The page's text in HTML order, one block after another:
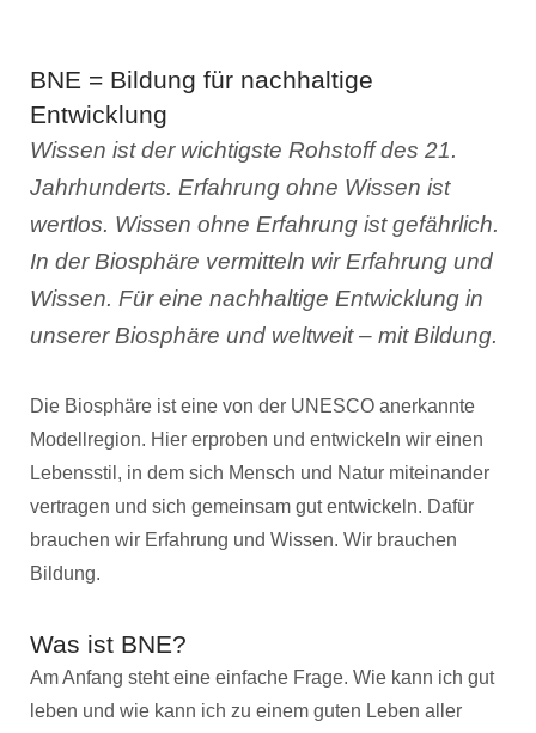
BNE = Bildung für nachhaltige
Entwicklung
Wissen ist der wichtigste Rohstoff des 21.
Jahrhunderts. Erfahrung ohne Wissen ist
wertlos. Wissen ohne Erfahrung ist gefährlich.
In der Biosphäre vermitteln wir Erfahrung und
Wissen. Für eine nachhaltige Entwicklung in
unserer Biosphäre und weltweit – mit Bildung.
Die Biosphäre ist eine von der UNESCO anerkannte
Modellregion. Hier erproben und entwickeln wir einen
Lebensstil, in dem sich Mensch und Natur miteinander
vertragen und sich gemeinsam gut entwickeln. Dafür
brauchen wir Erfahrung und Wissen. Wir brauchen
Bildung.
Was ist BNE?
Am Anfang steht eine einfache Frage. Wie kann ich gut
leben und wie kann ich zu einem guten Leben aller